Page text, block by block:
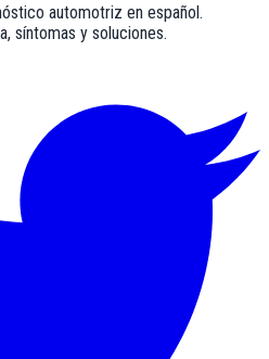
automotriz en español.
síntomas y soluciones.